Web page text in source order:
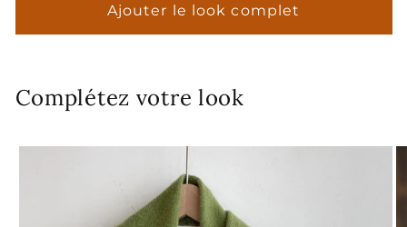
Ajouter le look complet
Complétez votre look